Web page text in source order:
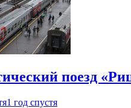
поезд
1 год спустя